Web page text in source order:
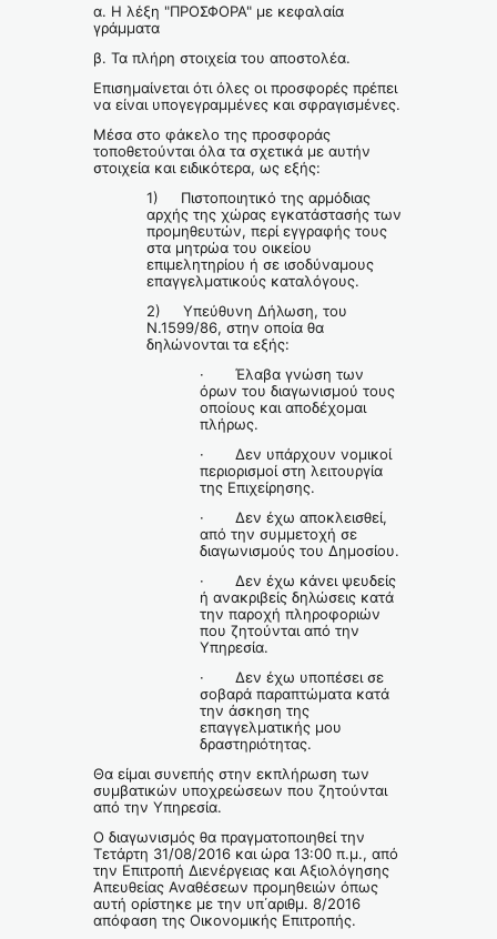
α. H λέξη "ΠΡΟΣΦΟΡΑ" με κεφαλαία
γράμματα
β. Τα πλήρη στοιχεία του αποστολέα.
Επισημαίνεται ότι όλες οι προσφορές πρέπει
να είναι υπογεγραμμένες και σφραγισμένες.
Μέσα στο φάκελο της προσφοράς
τοποθετούνται όλα τα σχετικά με αυτήν
στοιχεία και ειδικότερα, ως εξής:
1) Πιστοποιητικό της αρμόδιας
αρχής της χώρας εγκατάστασής των
προμηθευτών, περί εγγραφής τους
στα μητρώα του οικείου
επιμελητηρίου ή σε ισοδύναμους
επαγγελματικούς καταλόγους.
2) Υπεύθυνη Δήλωση, του
Ν.1599/86, στην οποία θα
δηλώνονται τα εξής:
· Έλαβα γνώση των
όρων του διαγωνισμού τους
οποίους και αποδέχομαι
πλήρως.
· Δεν υπάρχουν νομικοί
περιορισμοί στη λειτουργία
της Επιχείρησης.
· Δεν έχω αποκλεισθεί,
από την συμμετοχή σε
διαγωνισμούς του Δημοσίου.
· Δεν έχω κάνει ψευδείς
ή ανακριβείς δηλώσεις κατά
την παροχή πληροφοριών
που ζητούνται από την
Υπηρεσία.
· Δεν έχω υποπέσει σε
σοβαρά παραπτώματα κατά
την άσκηση της
επαγγελματικής μου
δραστηριότητας.
Θα είμαι συνεπής στην εκπλήρωση των
συμβατικών υποχρεώσεων που ζητούνται
από την Υπηρεσία.
Ο διαγωνισμός θα πραγματοποιηθεί την
Τετάρτη 31/08/2016 και ώρα 13:00 π.μ., από
την Επιτροπή Διενέργειας και Αξιολόγησης
Απευθείας Αναθέσεων προμηθειών όπως
αυτή ορίστηκε με την υπ΄αριθμ. 8/2016
απόφαση της Οικονομικής Επιτροπής.